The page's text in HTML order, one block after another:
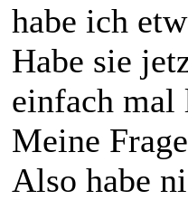
habe ich
Habe sie
einfach mal
Meine
Also habe